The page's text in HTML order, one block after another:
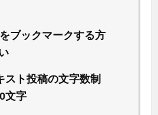
ブックマークする方
スト投稿の文字数制
文字